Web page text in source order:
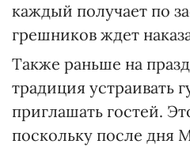
каждый получает по
грешников ждет
Также раньше на
традиция устраивать
приглашать гостей.
поскольку после дня